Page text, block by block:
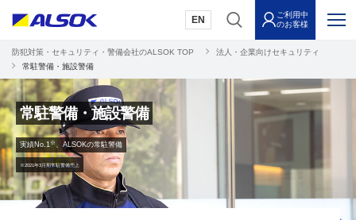
EN
ご利用中
のお客様
防犯対策・セキュリティ・警備会社のALSOK TOP
法人・企業向けセキュリティ
常駐警備・施設警備
常駐警備・施設警備
実績No.1※ 、ALSOKの常駐警備
※2021年3月期常駐警備売上